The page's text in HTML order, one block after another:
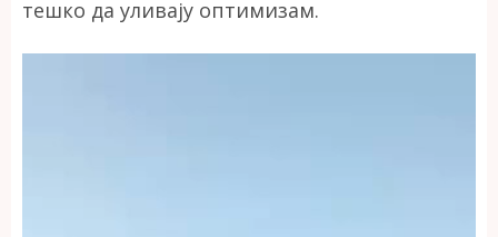
тешко да уливају оптимизам.